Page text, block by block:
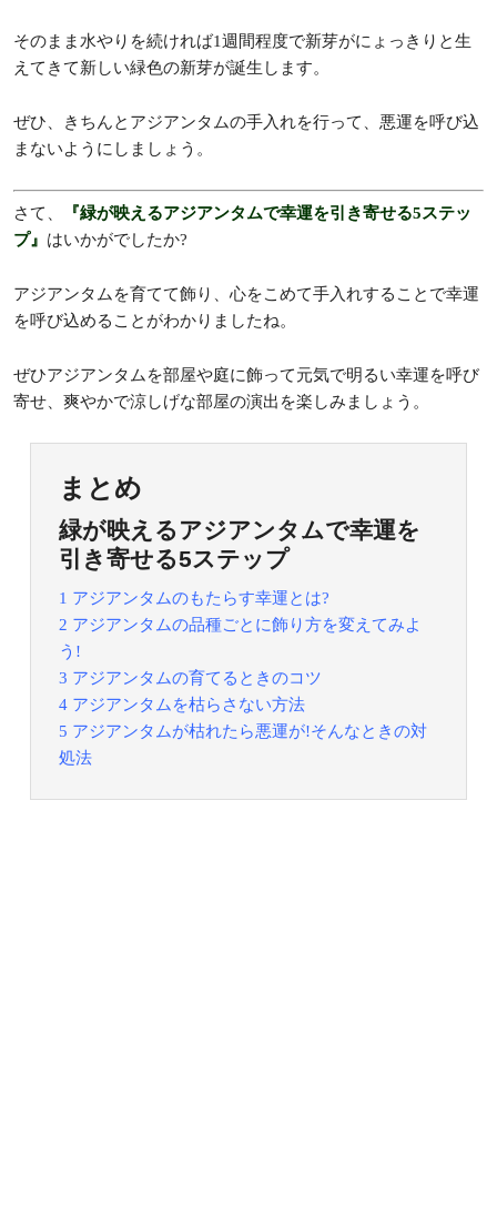
そのまま水やりを続ければ1週間程度で新芽がにょっきりと生
えてきて新しい緑色の新芽が誕生します。
ぜひ、きちんとアジアンタムの手入れを行って、悪運を呼び込
まないようにしましょう。
さて、
『緑が映えるアジアンタムで幸運を引き寄せる5ステッ
プ』 はいかがでしたか?
アジアンタムを育てて飾り、心をこめて手入れすることで幸運
を呼び込めることがわかりましたね。
ぜひアジアンタムを部屋や庭に飾って元気で明るい幸運を呼び
寄せ、爽やかで涼しげな部屋の演出を楽しみましょう。
まとめ
緑が映えるアジアンタムで幸運を
引き寄せる5ステップ
1 アジアンタムのもたらす幸運とは?
2 アジアンタムの品種ごとに飾り方を変えてみよ
う!
3 アジアンタムの育てるときのコツ
4 アジアンタムを枯らさない方法
5 アジアンタムが枯れたら悪運が!そんなときの対
処法